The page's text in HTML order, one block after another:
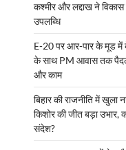
कश्मीर और लद्दाख ने विकास
उपलब्धि
E-20 पर आर-पार के मूड
के साथ PM आवास तक पैदल
और काम
बिहार की राजनीति में खुला
किशोर की जीत बड़ा
संदेश?